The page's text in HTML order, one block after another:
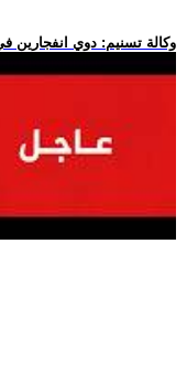
.. وكالة تسنيم: دوي